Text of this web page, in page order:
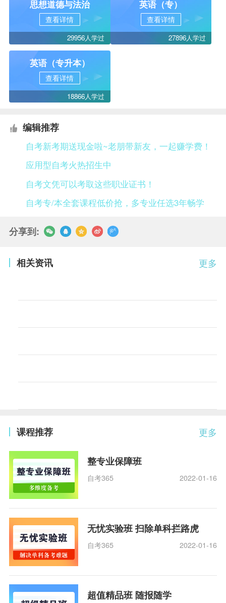
思想道德与法治
查看详情
29956人学过
英语（专）
查看详情
27896人学过
英语（专升本）
查看详情
18866人学过
编辑推荐
自考新考期送现金啦~老朋带新友，一起赚学费！
应用型自考火热招生中
自考文凭可以考取这些职业证书！
自考专/本全套课程低价抢，多专业任选3年畅学
分享到:
更多
相关资讯
更多
课程推荐
整专业保障班
自考365 2022-01-16
无忧实验班 扫除单科拦路虎
自考365 2022-01-16
超值精品班 随报随学